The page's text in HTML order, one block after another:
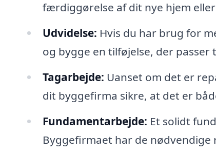
færdiggørelse af dit nye hjem
Udvidelse: Hvis du har brug for
og bygge en tilføjelse, der passer
Tagarbejde: Uanset om det er
dit byggefirma sikre, at det er
Fundamentarbejde: Et solidt
Byggefirmaet har de